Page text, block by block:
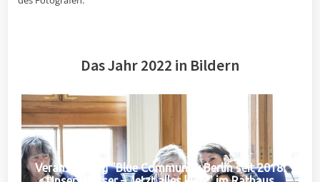
Das Jahr 2022 in Bildern
Veranstaltung "Blue Community Berlin seit 2018: